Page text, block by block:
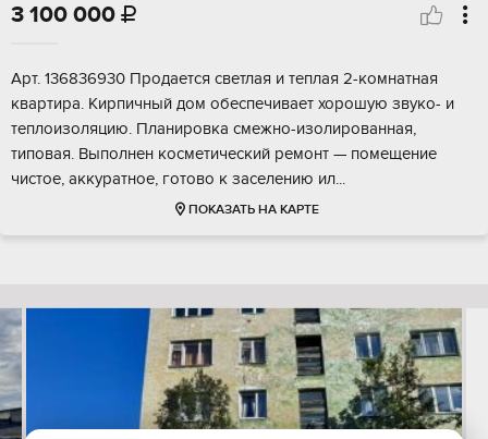
3 100 000 
Арт. 136836930 Продается светлая и теплая 2-комнатная
квартира. Кирпичный дом обеспечивает хорошую звуко- и
теплоизоляцию. Планировка смежно-изолированная,
типовая. Выполнен косметический ремонт — помещение
чистое, аккуратное, готово к заселению ил...
ПОКАЗАТЬ НА КАРТЕ